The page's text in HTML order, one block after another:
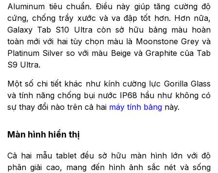
Aluminum tiêu chuẩn. Điều này giúp tăng cường độ
cứng, chống trầy xước và va đập tốt hơn. Hơn nữa,
Galaxy Tab S10 Ultra còn sở hữu bảng màu hoàn
toàn mới với hai tùy chọn màu là Moonstone Grey và
Platinum Silver so với màu Beige và Graphite của Tab
S9 Ultra.
Một số chi tiết khác như kính cường lực Gorilla Glass
và tính năng chống bụi nước IP68 hầu như không có
sự thay đổi nào trên cả hai máy tính bảng này.
Màn hình hiển thị
Cả hai mẫu tablet đều sở hữu màn hình lớn với độ
phân giải cao, mang đến hình ảnh sắc nét và sống